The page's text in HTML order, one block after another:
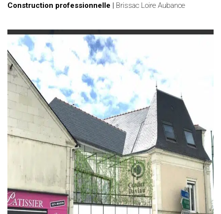
Construction professionnelle | Brissac Loire Aubance